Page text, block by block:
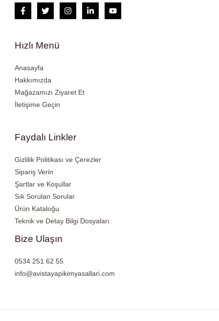
Hızlı Menü
Anasayfa
Hakkımızda
Mağazamızı Ziyaret Et
İletişime Geçin
Faydalı Linkler
Gizlilik Politikası ve Çerezler
Sipariş Verin
Şartlar ve Koşullar
Sık Sorulan Sorular
Ürün Kataloğu
Teknik ve Detay Bilgi Dosyaları
Bize Ulaşın
0534 251 62 55
info@avistayapikimyasallari.com